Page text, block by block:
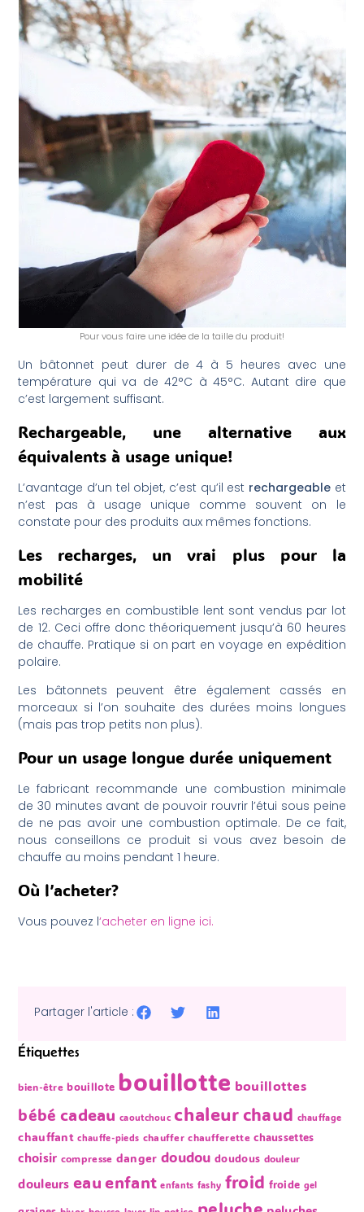
Pour vous faire une idée de la taille du produit!
Un bâtonnet peut durer de 4 à 5 heures avec une
température qui va de 42°C à 45°C. Autant dire que
c’est largement suffisant.
Rechargeable, une alternative aux
équivalents à usage unique!
L’avantage d’un tel objet, c’est qu’il est rechargeableet
n’est pas à usage unique comme souvent on le
constate pour des produits aux mêmes fonctions.
Les recharges, un vrai plus pour la
mobilité
Les recharges en combustible lent sont vendus par lot
de 12. Ceci offre donc théoriquement jusqu’à 60 heures
de chauffe. Pratique si on part en voyage en expédition
polaire.
Les bâtonnets peuvent être également cassés en
morceaux si l’on souhaite des durées moins longues
(mais pas trop petits non plus).
Pour un usage longue durée uniquement
Le fabricant recommande une combustion minimale
de 30 minutes avant de pouvoir rouvrir l’étui sous peine
de ne pas avoir une combustion optimale. De ce fait,
nous conseillons ce produit si vous avez besoin de
chauffe au moins pendant 1 heure.
Où l’acheter?
Vous pouvez l‘acheter en ligne ici.
Partager l'article :
Étiquettes
bien-être bouillote bouillotte bouillottes
bébé cadeau caoutchouc chaleurchaud chauffage
chauffant chauffe-pieds chauffer chaufferette chaussettes
choisir compresse danger doudou doudous douleur
douleurs eau enfant enfants fashy froid froide gel